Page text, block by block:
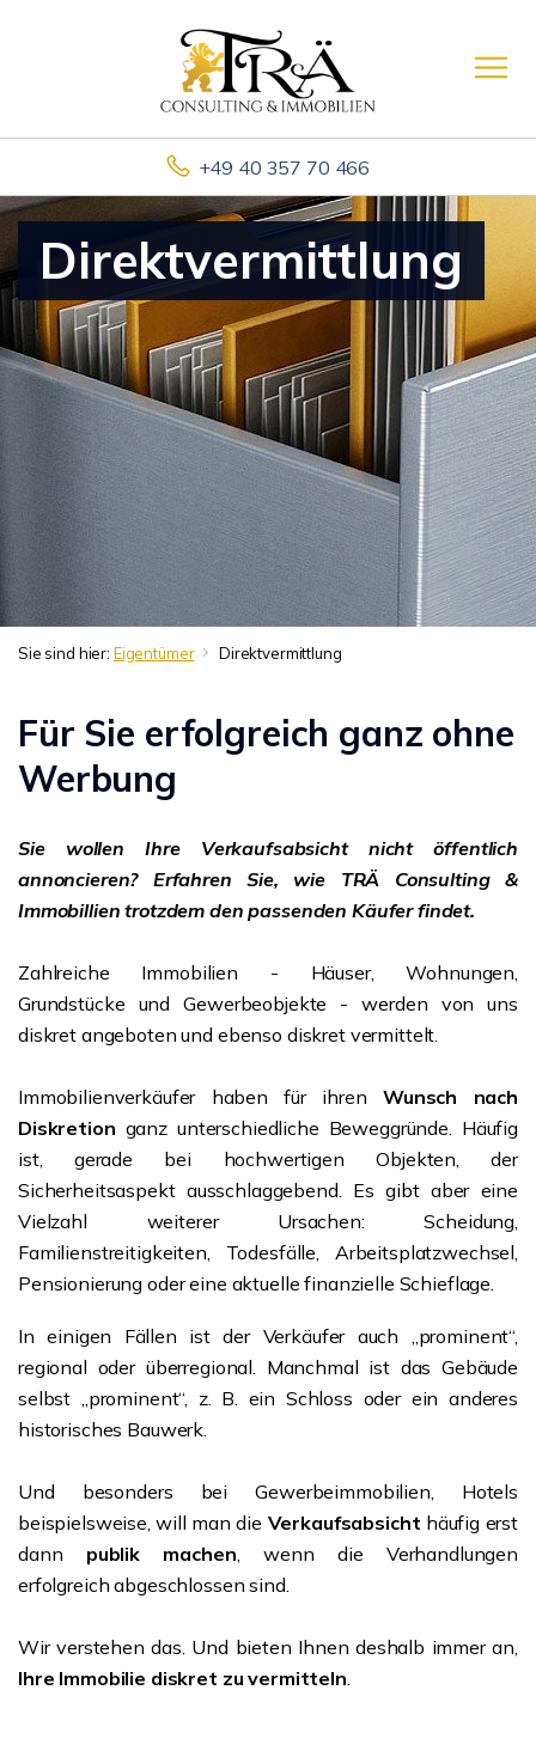
+49 40 357 70 466
Direktvermittlung
Sie sind hier: Eigentümer Direktvermittlung
Für Sie erfolgreich ganz ohne
Werbung
Sie wollen Ihre Verkaufsabsicht nicht öffentlich
annoncieren? Erfahren Sie, wie TRÄ Consulting &
Immobillien trotzdem den passenden Käufer findet.
Zahlreiche Immobilien - Häuser, Wohnungen,
Grundstücke und Gewerbeobjekte - werden von uns
diskret angeboten und ebenso diskret vermittelt.
Immobilienverkäufer haben für ihrenWunsch nach
Diskretion ganz unterschiedliche Beweggründe. Häufig
ist, gerade bei hochwertigen Objekten, der
Sicherheitsaspekt ausschlaggebend. Es gibt aber eine
Vielzahl weiterer Ursachen: Scheidung,
Familienstreitigkeiten, Todesfälle, Arbeitsplatzwechsel,
Pensionierung oder eine aktuelle finanzielle Schieflage.
In einigen Fällen ist der Verkäufer auch „prominent“,
regional oder überregional. Manchmal ist das Gebäude
selbst „prominent“, z. B. ein Schloss oder ein anderes
historisches Bauwerk.
Und besonders bei Gewerbeimmobilien, Hotels
beispielsweise, will man die Verkaufsabsicht häufig erst
dann publik machen, wenn die Verhandlungen
erfolgreich abgeschlossen sind.
Wir verstehen das. Und bieten Ihnen deshalb immer an,
Ihre Immobilie diskret zu vermitteln.